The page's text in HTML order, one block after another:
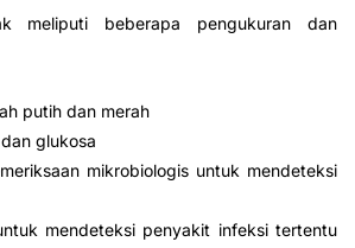
meliputi beberapa pengukuran dan
putih dan merah
glukosa
mikrobiologis untuk mendeteksi
mendeteksi penyakit infeksi tertentu